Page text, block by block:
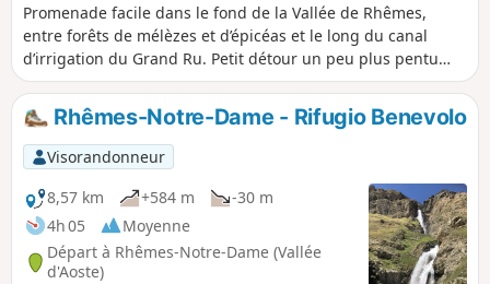
Promenade facile dans le fond de la Vallée de Rhêmes,
entre forêts de mélèzes et d’épicéas et le long du canal
d’irrigation du Grand Ru. Petit détour un peu plus pentu
pour accéder au beau Vallon d'Entrelor et au Refuge Delle
Marmotte. Au retour, passage obligatoire pour admirer la
belle Cascade d'Entrelor et le beau petit Lac de Pellaud.
Rhêmes-Notre-Dame - Rifugio Benevolo
Visorandonneur
8,57 km
+584 m
-30 m
4h 05
Moyenne
Départ à Rhêmes-Notre-Dame (Vallée
d'Aoste)